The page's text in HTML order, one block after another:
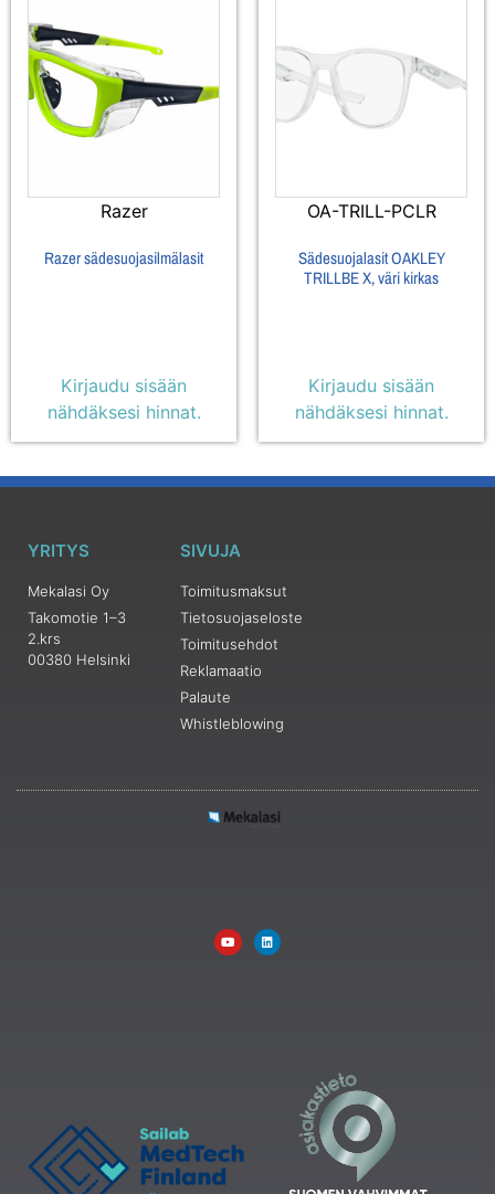
Razer
Razer sädesuojasilmälasit
Kirjaudu sisään
nähdäksesi hinnat.
OA-TRILL-PCLR
Sädesuojalasit OAKLEY
TRILLBE X, väri kirkas
Kirjaudu sisään
nähdäksesi hinnat.
YRITYS
Mekalasi Oy
Takomotie 1–3
2.krs
00380 Helsinki
SIVUJA
Toimitusmaksut
Tietosuojaseloste
Toimitusehdot
Reklamaatio
Palaute
Whistleblowing